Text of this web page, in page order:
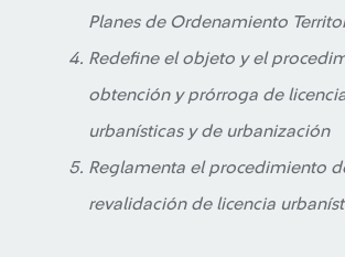
Planes de Ordenamiento
Redefine el objeto y el
obtención y prórroga de
urbanísticas y de urbanización
Reglamenta el procedimiento
revalidación de licencia